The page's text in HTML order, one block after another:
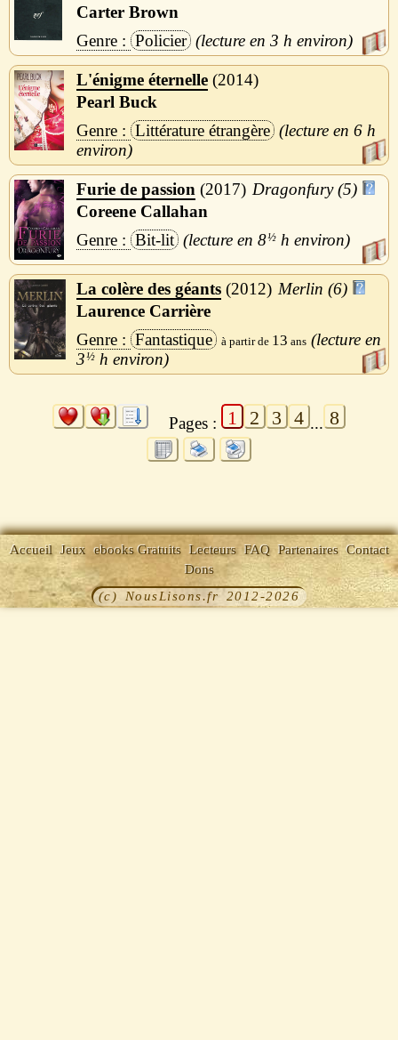
Carter Brown
Policier
3 h
L'énigme éternelle 2014
Pearl Buck
Littérature étrangère
6 h
Furie de passion 2017
Dragonfury (5)
Coreene Callahan
Bit-lit
8½ h
La colère des géants 2012
Merlin (6)
Laurence Carrière
Fantastique
13
3½ h
Pages : 1 2 3 4 ... 8
Accueil Jeux ebooks Gratuits Lecteurs FAQ Partenaires Contact
Dons
(c) NousLisons.fr 2012-2026